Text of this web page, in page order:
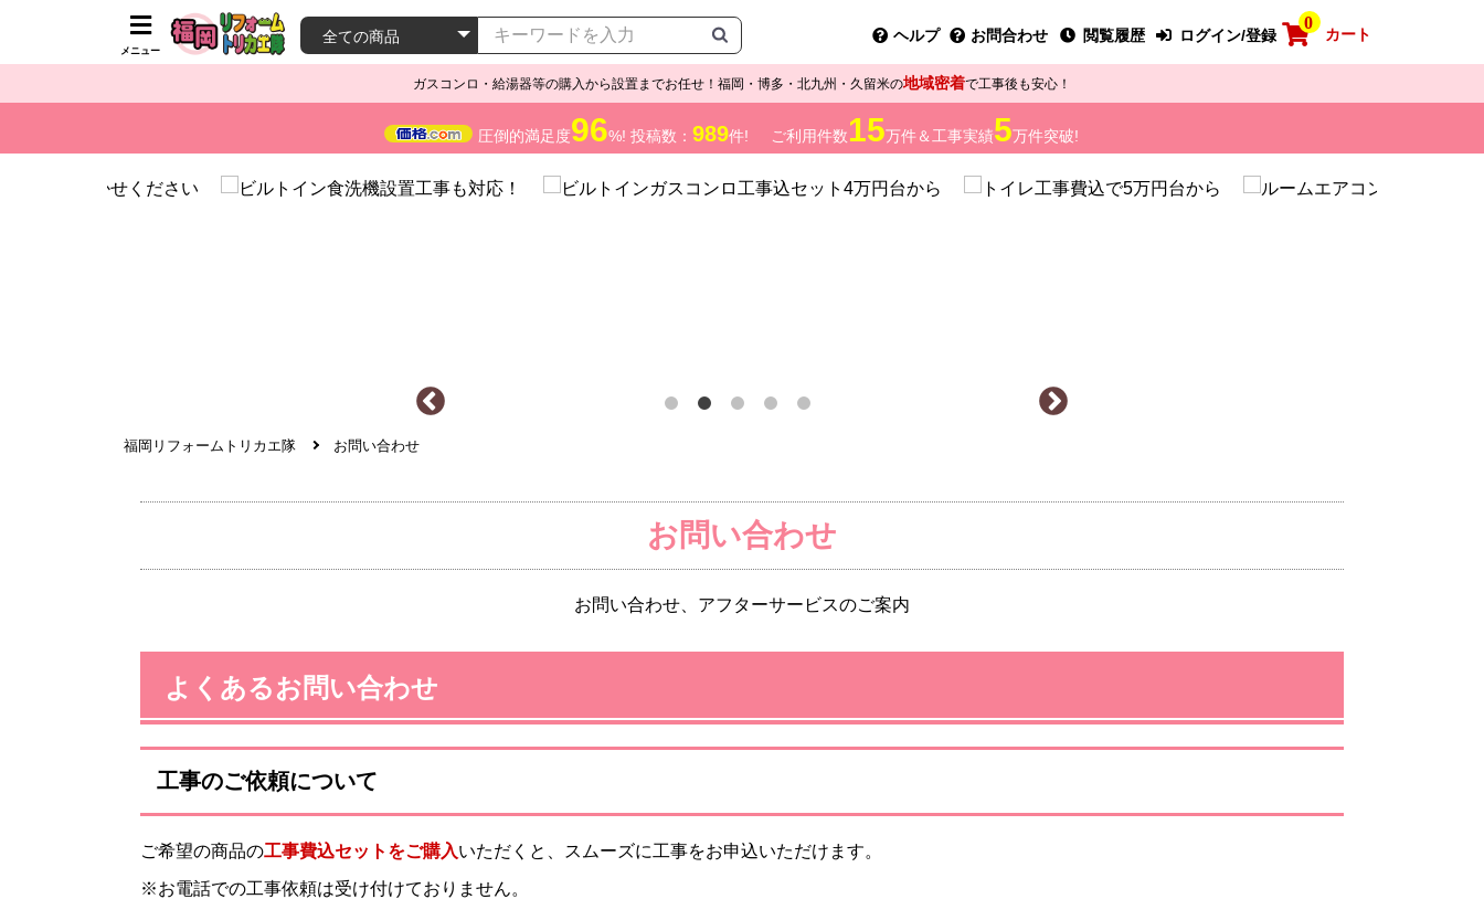
メニュー
ヘルプ お問合わせ 閲覧履歴 ログイン/登録
0
カート
ガスコンロ・給湯器等の購入から設置までお任せ！福岡・博多・北九州・久留米の地域密着で工事後も安心！
圧倒的満足度96%! 投稿数： 989件! ご利用件数15万件＆工事実績5万件突破!
福岡リフォームトリカエ隊 お問い合わせ
お問い合わせ
お問い合わせ、アフターサービスのご案内
よくあるお問い合わせ
工事のご依頼について
ご希望の商品の工事費込セットをご購入いただくと、スムーズに工事をお申込いただけます。
※お電話での工事依頼は受け付けておりません。